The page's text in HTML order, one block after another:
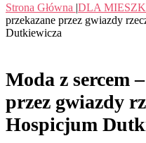
Strona Główna |DLA
przekazane przez gwiazdy
Dutkiewicza
Moda z sercem
przez gwiazdy
Hospicjum